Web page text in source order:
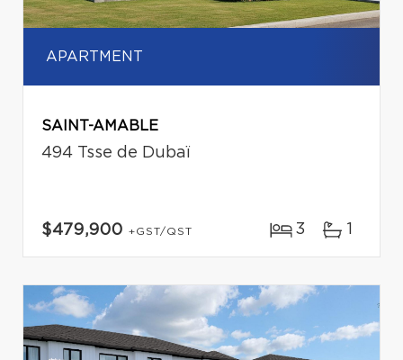
APARTMENT
SAINT-AMABLE
494 Tsse de Dubaï
$479,900 +GST/QST 3 1